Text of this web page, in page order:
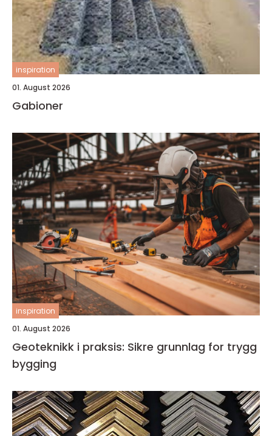
inspiration
01. August 2026
Gabioner
inspiration
01. August 2026
Geoteknikk i praksis: Sikre grunnlag for trygg
bygging